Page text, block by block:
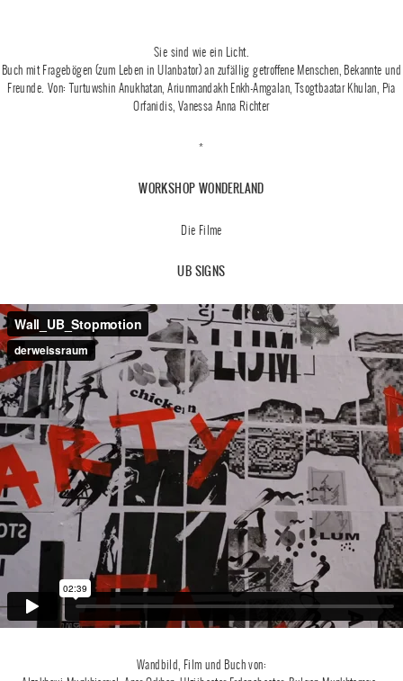
Sie sind wie ein Licht.
Buch mit Fragebögen (zum Leben in Ulanbator) an zufällig getroffene Menschen, Bekannte und
Freunde. Von: Turtuwshin Anukhatan, Ariunmandakh Enkh-Amgalan, Tsogtbaatar Khulan, Pia
Orfanidis, Vanessa Anna Richter
*
WORKSHOP WONDERLAND
Die Filme
UB SIGNS
Wandbild, Film und Buch von: